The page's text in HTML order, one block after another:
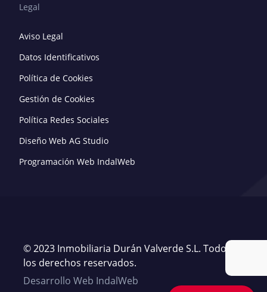
Legal
Aviso Legal
Datos Identificativos
Política de Cookies
Gestión de Cookies
Política Redes Sociales
Diseño Web AG Studio
Programación Web IndalWeb
© 2023 Inmobiliaria Durán Valverde S.L. Todos
los derechos reservados.
Desarrollo Web IndalWeb